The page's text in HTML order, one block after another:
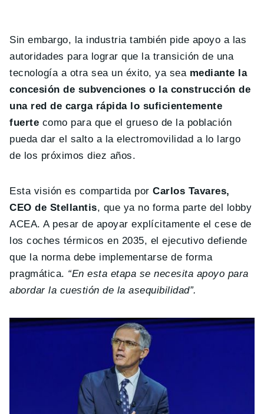
Sin embargo, la industria también pide apoyo a las
autoridades para lograr que la transición de una
tecnología a otra sea un éxito, ya sea mediante la
concesión de subvenciones o la construcción de
una red de carga rápida lo suficientemente
fuerte como para que el grueso de la población
pueda dar el salto a la electromovilidad a lo largo
de los próximos diez años.
Esta visión es compartida porCarlos Tavares,
CEO de Stellantis, que ya no forma parte del lobby
ACEA. A pesar de apoyar explícitamente el cese de
los coches térmicos en 2035, el ejecutivo defiende
que la norma debe implementarse de forma
pragmática. “En esta etapa se necesita apoyo para
abordar la cuestión de la asequibilidad”.